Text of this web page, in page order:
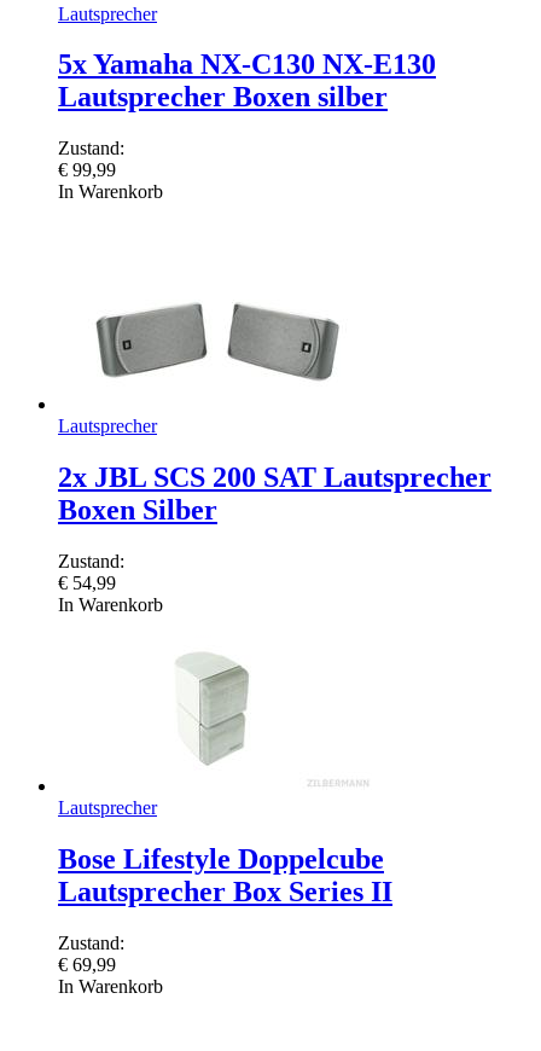
Lautsprecher
5x Yamaha NX-C130 NX-E130
Lautsprecher Boxen silber
Zustand:
€ 99,99
In Warenkorb
Lautsprecher
2x JBL SCS 200 SAT Lautsprecher
Boxen Silber
Zustand:
€ 54,99
In Warenkorb
Lautsprecher
Bose Lifestyle Doppelcube
Lautsprecher Box Series II
Zustand:
€ 69,99
In Warenkorb